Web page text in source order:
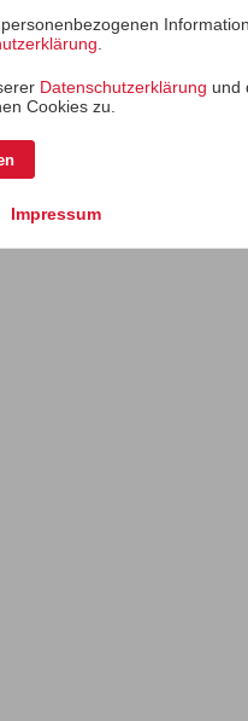
Datenschutzerklärung und
Cookies zu.
Impressum